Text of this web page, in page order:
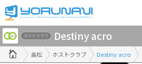
香
川
県
高松 ホストクラブ Destiny acro
ホストクラブ Destiny acro